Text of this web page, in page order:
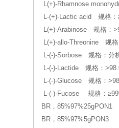
L(+)-Rhamnose
L-(+)-Lactic acid 规格：
L(+)-Arabinose 规格：
L(+)-allo-Threonine 规
L-(-)-Sorbose 规格：分
L-(-)-Lactide 规格：
L-(-)-Glucose 规格：
L-(-)-Fucose 规格：
BR，85%97%25gPON1
BR，85%97%5gPON3